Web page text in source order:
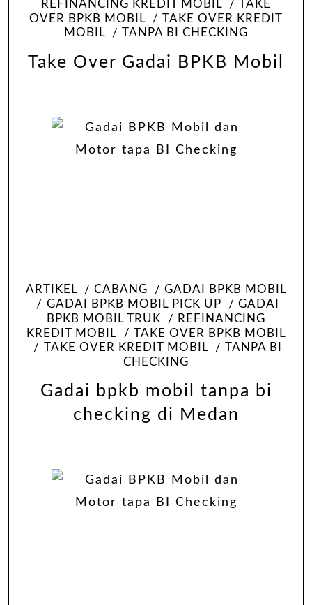
REFINANCING KREDIT MOBIL
TAKE
OVER BPKB MOBIL
TAKE OVER KREDIT
MOBIL
TANPA BI CHECKING
Take Over Gadai BPKB Mobil
ARTIKEL CABANG
GADAI BPKB MOBIL
GADAI BPKB MOBIL PICK UP
GADAI
BPKB MOBIL TRUK
REFINANCING
KREDIT MOBIL
TAKE OVER BPKB MOBIL
TAKE OVER KREDIT MOBIL
TANPA BI
CHECKING
Gadai bpkb mobil tanpa bi
checking di Medan